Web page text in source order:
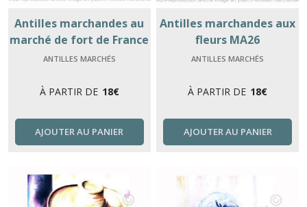
Antilles marchandes au
marché de fort de France
MA32
ANTILLES MARCHÉS
À PARTIR DE 18€
AJOUTER AU PANIER
Antilles marchandes aux
fleurs MA26
ANTILLES MARCHÉS
À PARTIR DE 18€
AJOUTER AU PANIER